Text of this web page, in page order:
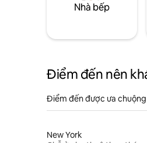
Nhà bếp
Điểm đến nên
Điểm đến được ưa
New York